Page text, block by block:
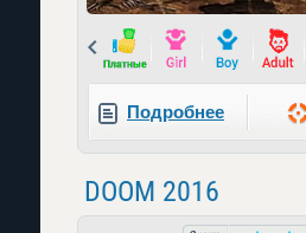
Prev
Подробнее
DOOM 2016